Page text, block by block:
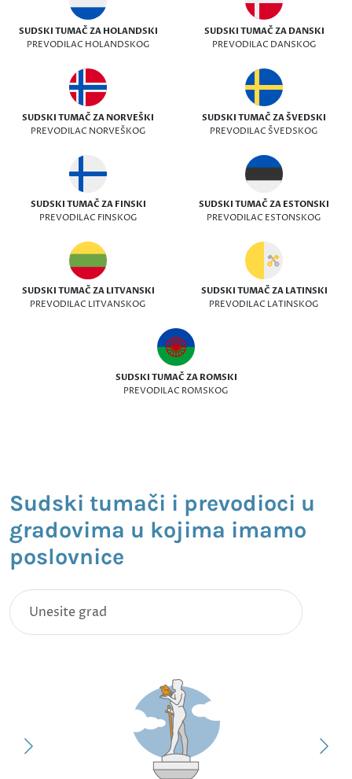
SUDSKI TUMAČ ZA HOLANDSKI
PREVODILAC HOLANDSKOG
SUDSKI TUMAČ ZA DANSKI
PREVODILAC DANSKOG
SUDSKI TUMAČ ZA NORVEŠKI
PREVODILAC NORVEŠKOG
SUDSKI TUMAČ ZA ŠVEDSKI
PREVODILAC ŠVEDSKOG
SUDSKI TUMAČ ZA FINSKI
PREVODILAC FINSKOG
SUDSKI TUMAČ ZA ESTONSKI
PREVODILAC ESTONSKOG
SUDSKI TUMAČ ZA LITVANSKI
PREVODILAC LITVANSKOG
SUDSKI TUMAČ ZA LATINSKI
PREVODILAC LATINSKOG
SUDSKI TUMAČ ZA ROMSKI
PREVODILAC ROMSKOG
Sudski tumači i prevodioci u
gradovima u kojima imamo
poslovnice